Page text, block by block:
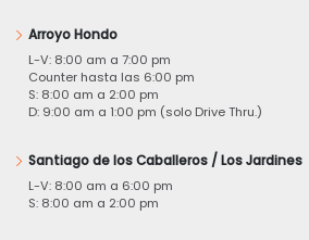
Arroyo Hondo
L-V: 8:00 am a 7:00 pm
Counter hasta las 6:00 pm
S: 8:00 am a 2:00 pm
D: 9:00 am a 1:00 pm (solo Drive Thru.)
Santiago de los Caballeros / Los Jardines
L-V: 8:00 am a 6:00 pm
S: 8:00 am a 2:00 pm